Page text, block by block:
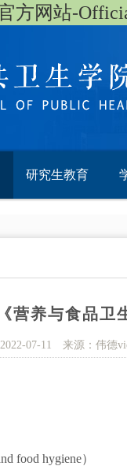
方网站-
研究生教育
《营养与食品卫
07-11 来源：伟德
food hygiene）